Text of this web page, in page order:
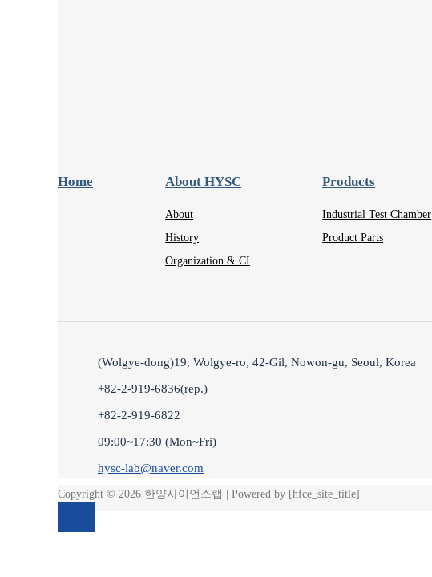
Home About HYSC
About
History
Organization & CI
Products
Industrial Test Chamber
Product Parts
(Wolgye-dong)19, Wolgye-ro, 42-Gil, Nowon-gu, Seoul, Korea
+82-2-919-6836(rep.)
+82-2-919-6822
09:00~17:30 (Mon~Fri)
hysc-lab@naver.com
Copyright © 2026 한양사이언스랩 | Powered by [hfce_site_title]